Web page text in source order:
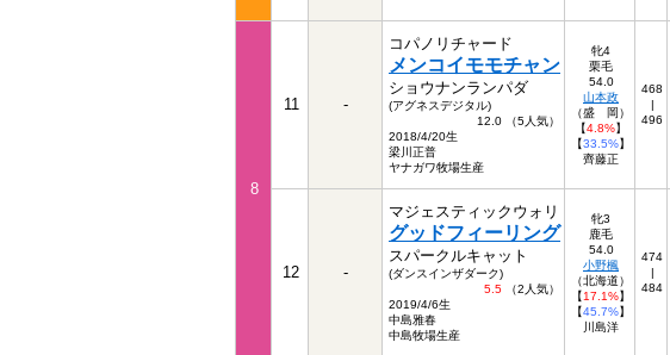
8
11 -
コパノリチャード
メンコイモモチャン
ショウナンランパダ
(アグネスデジタル)
12.0 （5人気）
2018/4/20生
梁川正普
ヤナガワ牧場生産
牝4
栗毛
54.0
山本政
（盛 岡）
【4.8%】
【33.5%】
齊藤正
468
|
496
12 -
マジェスティックウォリ
グッドフィーリング
スパークルキャット
(ダンスインザダーク)
5.5 （2人気）
2019/4/6生
中島雅春
中島牧場生産
牝3
鹿毛
54.0
小野楓
（北海道）
【17.1%】
【45.7%】
川島洋
474
|
484